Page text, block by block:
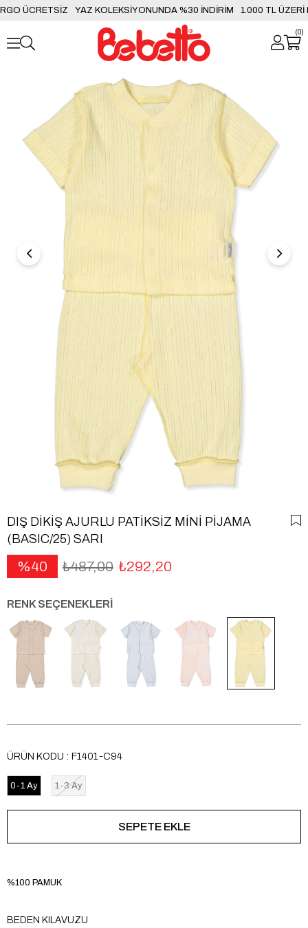
ÜCRETSİZ YAZ KOLEKSİYONUNDA %30 İNDİRİM 1.000 TL ÜZERİ
0
DIŞ DİKİŞ AJURLU PATİKSİZ MİNİ PİJAMA
(BASIC/25) SARI
40 ₺487,00 ₺292,20
RENK SEÇENEKLERİ
ÜRÜN KODU F1401-C94
0-1 Ay 1-3 Ay
%100 PAMUK
BEDEN KILAVUZU